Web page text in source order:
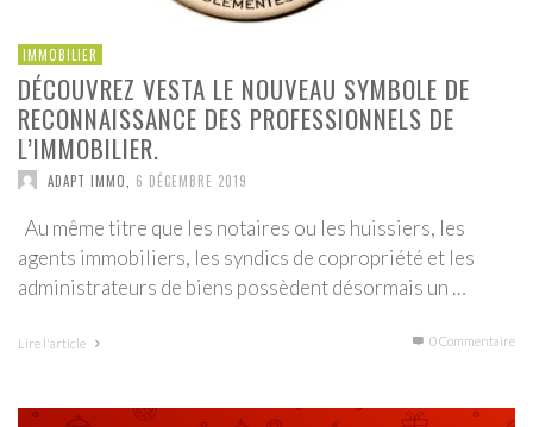
IMMOBILIER
DÉCOUVREZ VESTA LE NOUVEAU SYMBOLE DE
RECONNAISSANCE DES PROFESSIONNELS DE
L’IMMOBILIER.
ADAPT IMMO 6 DÉCEMBRE 2019
Au même titre que les notaires ou les huissiers, les
agents immobiliers, les syndics de copropriété et les
administrateurs de biens possèdent désormais un …
Lire l'article 0 Commentaire